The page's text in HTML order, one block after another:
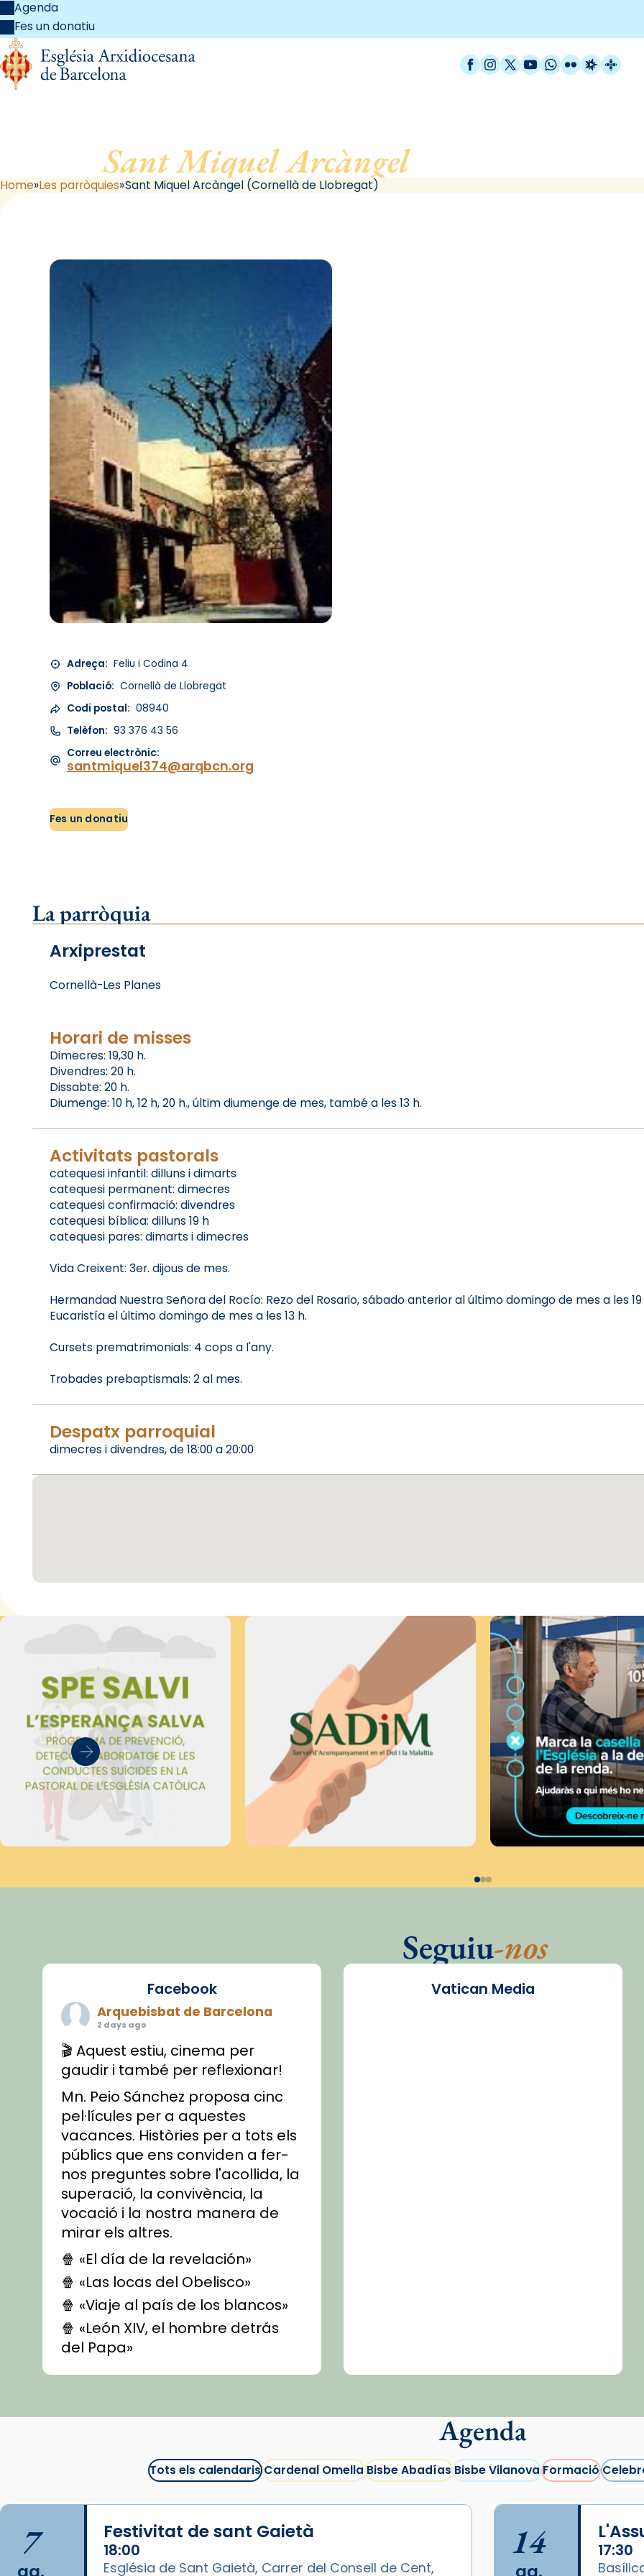
Agenda
Fes un donatiu
Facebook
Instagram
X / Twitter
YouTube
WhatsApp
FlickrRadio
Sant Miquel Arcàngel, de Cornellà de
Home Les parròquies Sant Miquel Arcàngel (Cornellà de Llobregat)
Adreça: Feliu i Codina 4
Població: Cornellà de Llobregat
Codi postal: 08940
Telèfon: 93 376 43 56
Correu electrònic:
santmiquel374@arqbcn.org
Fes un donatiu
La parròquia
Arxiprestat
Cornellà-Les Planes
Horari de misses
Dimecres: 19,30 h.
Divendres: 20 h.
Dissabte: 20 h.
Diumenge: 10 h, 12 h, 20 h., últim diumenge de mes, també a les 13 h.
Activitats pastorals
catequesi infantil: dilluns i dimarts
catequesi permanent: dimecres
catequesi confirmació: divendres
catequesi bíblica: dilluns 19 h
catequesi pares: dimarts i dimecres
Vida Creixent: 3er. dijous de mes.
Hermandad Nuestra Señora del Rocío: Rezo del Rosario, sábado anterior al último domingo de mes a les 19
Eucaristía el último domingo de mes a les 13 h.
Cursets prematrimonials: 4 cops a l'any.
Trobades prebaptismals: 2 al mes.
Despatx parroquial
dimecres i divendres, de 18:00 a 20:00
Seguiu-nos
Facebook
Arquebisbat de Barcelona
2 days ago
🎬 Aquest estiu, cinema per
gaudir i també per reflexionar!
Mn. Peio Sánchez proposa cinc
pel·lícules per a aquestes
vacances. Històries per a tots els
públics que ens conviden a fer-
nos preguntes sobre l'acollida, la
superació, la convivència, la
vocació i la nostra manera de
mirar els altres.
🍿 «El día de la revelación»
🍿 «Las locas del Obelisco»
🍿 «Viaje al país de los blancos»
🍿 «León XIV, el hombre detrás
del Papa»
🍿 «Las ovejas detectives»
recomanacions i prepara una
#CinemaEspiritualitual
@cinemaspiritcat
Imatge: Generada amb IA
(OpenAI)
Video
View on Facebook · Share
Vatican Media
Agenda
Tots els calendarisCardenal OmellaBisbe AbadíasBisbe VilanovaFormació
7 Festivitat de sant Gaietà
18:00
Església de Sant Gaietà, Carrer del Consell de Cent,
14 17:30